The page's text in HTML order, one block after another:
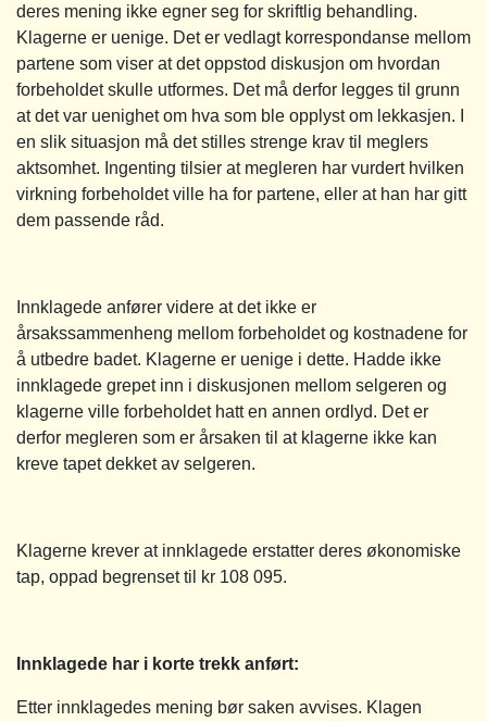
deres mening ikke egner seg for skriftlig behandling.
Klagerne er uenige. Det er vedlagt korrespondanse mellom
partene som viser at det oppstod diskusjon om hvordan
forbeholdet skulle utformes. Det må derfor legges til grunn
at det var uenighet om hva som ble opplyst om lekkasjen. I
en slik situasjon må det stilles strenge krav til meglers
aktsomhet. Ingenting tilsier at megleren har vurdert hvilken
virkning forbeholdet ville ha for partene, eller at han har gitt
dem passende råd.
Innklagede anfører videre at det ikke er
årsakssammenheng mellom forbeholdet og kostnadene for
å utbedre badet. Klagerne er uenige i dette. Hadde ikke
innklagede grepet inn i diskusjonen mellom selgeren og
klagerne ville forbeholdet hatt en annen ordlyd. Det er
derfor megleren som er årsaken til at klagerne ikke kan
kreve tapet dekket av selgeren.
Klagerne krever at innklagede erstatter deres økonomiske
tap, oppad begrenset til kr 108 095.
Innklagede har i korte trekk anført:
Etter innklagedes mening bør saken avvises. Klagen